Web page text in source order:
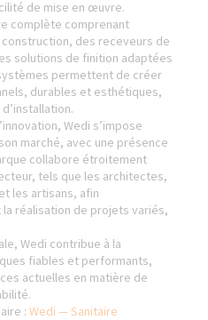
de mise en œuvre.
complète comprenant
des receveurs de
solutions de finition adaptées
permettent de créer
durables et esthétiques,
Wedi s’impose
marché, avec une présence
collabore étroitement
tels que les architectes,
les artisans, afin
réalisation de projets variés,
Wedi contribue à la
fiables et performants,
actuelles en matière de
:Wedi — Sanitaire